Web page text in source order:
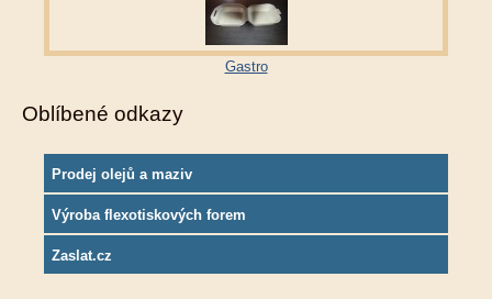
Gastro
Oblíbené odkazy
Prodej olejů a maziv
Výroba flexotiskových forem
Zaslat.cz